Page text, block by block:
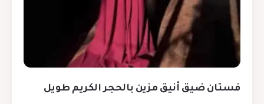
فستان ضيق أنيق مزين بالحجر الكريم طويل